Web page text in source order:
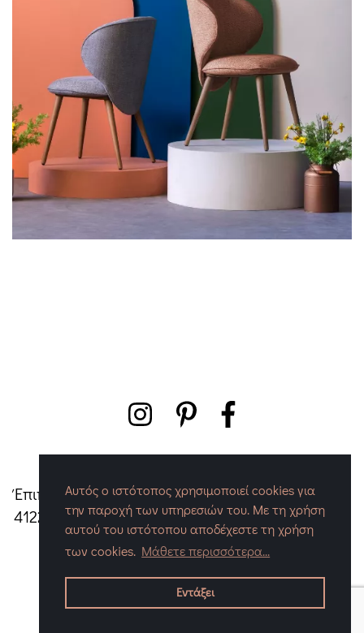
Αυτός ο ιστότοπος χρησιμοποιεί cookies για
την παροχή των υπηρεσιών του. Με τη χρήση
αυτού του ιστότοπου αποδέχεστε τη χρήση
των cookies. Μάθετε περισσότερα...
Εντάξει
Έπιπλα Ένθεσις - Τσαπερλής Γιώργος |Λαγού 55,
41222, Λάρισα |Τηλ./Fax:+30 2410 671052 |Mail:
info@enthesis.gr
COPYRIGHT © 2026 ΈΠΙΠΛΑ ΈΝΘΕΣΙΣ. ΜΕ ΤΗΝ ΕΠΙΦΎΛΑΞΗ
ΠΑΝΤΌΣ ΔΙΚΑΙΏΜΑΤΟΣ. DESIGNED & BUILT BY
POWERED BYCHERRY PLUS.